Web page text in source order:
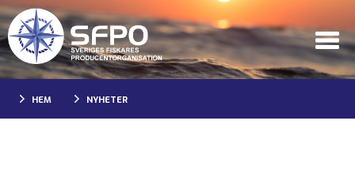
HEM NYHETER